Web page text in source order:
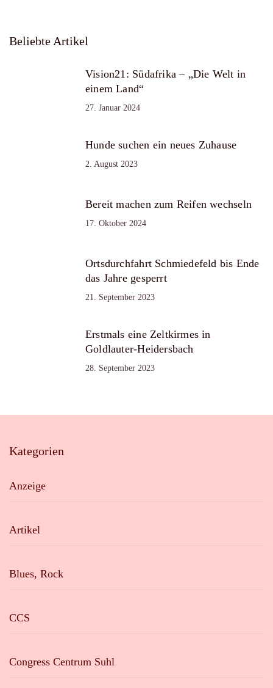
Beliebte Artikel
Vision21: Südafrika – „Die Welt in
einem Land“
27. Januar 2024
Hunde suchen ein neues Zuhause
2. August 2023
Bereit machen zum Reifen wechseln
17. Oktober 2024
Ortsdurchfahrt Schmiedefeld bis Ende
das Jahre gesperrt
21. September 2023
Erstmals eine Zeltkirmes in
Goldlauter-Heidersbach
28. September 2023
Kategorien
Anzeige
Artikel
Blues, Rock
CCS
Congress Centrum Suhl